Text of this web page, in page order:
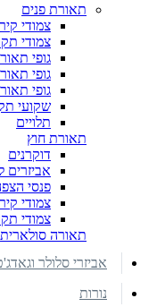
תאורת פנים
צמודי קיר
צמודי
גופי
גופי
גופי
שקועי
תלויים
תאורת חוץ
דוקרנים
אביזרים
פנסי
צמודי קיר
צמודי
תאורה סולארית
אביזרי סלולר
נורות